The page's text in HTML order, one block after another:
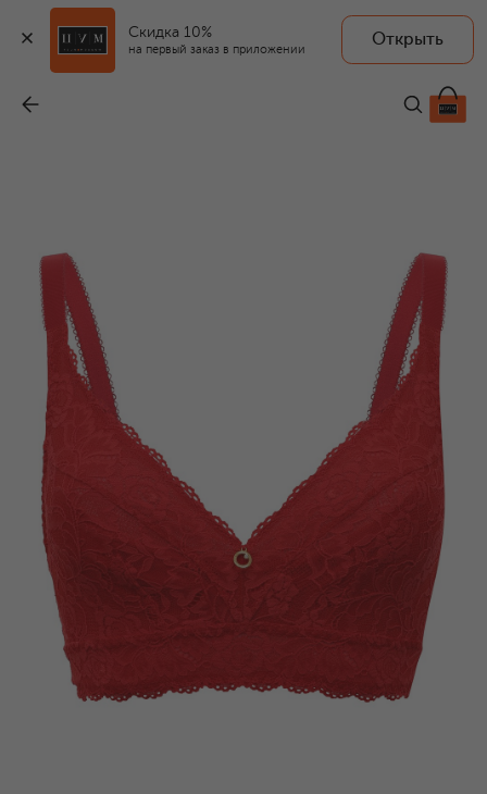
Скидка 10%
на первый заказ в приложении
Открыть
18 020 ₽